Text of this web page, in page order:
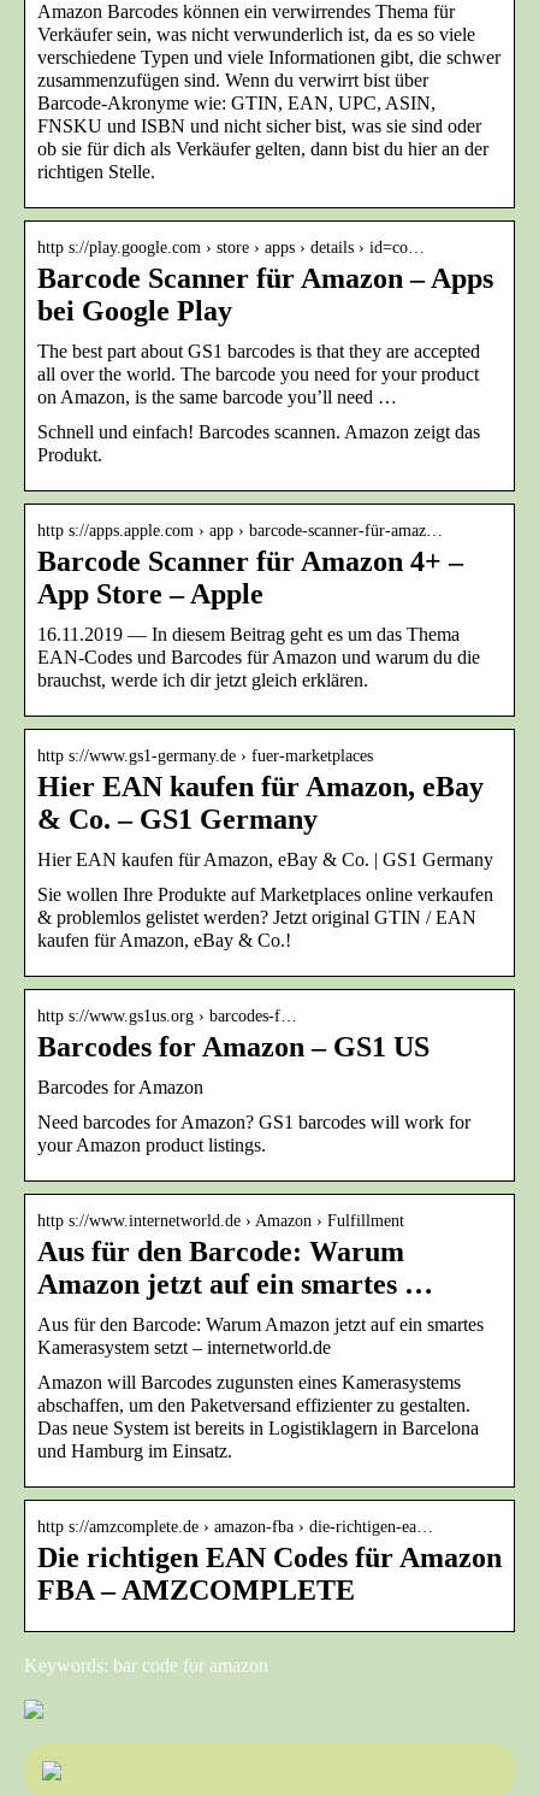
Amazon Barcodes können ein verwirrendes Thema für
Verkäufer sein, was nicht verwunderlich ist, da es so viele
verschiedene Typen und viele Informationen gibt, die schwer
zusammenzufügen sind. Wenn du verwirrt bist über
Barcode-Akronyme wie: GTIN, EAN, UPC, ASIN,
FNSKU und ISBN und nicht sicher bist, was sie sind oder
ob sie für dich als Verkäufer gelten, dann bist du hier an der
richtigen Stelle.
http s://play.google.com › store › apps › details › id=co…
Barcode Scanner für Amazon – Apps
bei Google Play
The best part about GS1 barcodes is that they are accepted
all over the world. The barcode you need for your product
on Amazon, is the same barcode you’ll need …
Schnell und einfach! Barcodes scannen. Amazon zeigt das
Produkt.
http s://apps.apple.com › app › barcode-scanner-für-amaz…
Barcode Scanner für Amazon 4+ –
App Store – Apple
16.11.2019 — In diesem Beitrag geht es um das Thema
EAN-Codes und Barcodes für Amazon und warum du die
brauchst, werde ich dir jetzt gleich erklären.
http s://www.gs1-germany.de › fuer-marketplaces
Hier EAN kaufen für Amazon, eBay
& Co. – GS1 Germany
Hier EAN kaufen für Amazon, eBay & Co. | GS1 Germany
Sie wollen Ihre Produkte auf Marketplaces online verkaufen
& problemlos gelistet werden? Jetzt original GTIN / EAN
kaufen für Amazon, eBay & Co.!
http s://www.gs1us.org › barcodes-f…
Barcodes for Amazon – GS1 US
Barcodes for Amazon
Need barcodes for Amazon? GS1 barcodes will work for
your Amazon product listings.
http s://www.internetworld.de › Amazon › Fulfillment
Aus für den Barcode: Warum
Amazon jetzt auf ein smartes …
Aus für den Barcode: Warum Amazon jetzt auf ein smartes
Kamerasystem setzt – internetworld.de
Amazon will Barcodes zugunsten eines Kamerasystems
abschaffen, um den Paketversand effizienter zu gestalten.
Das neue System ist bereits in Logistiklagern in Barcelona
und Hamburg im Einsatz.
http s://amzcomplete.de › amazon-fba › die-richtigen-ea…
Die richtigen EAN Codes für Amazon
FBA – AMZCOMPLETE
Keywords: bar code for amazon